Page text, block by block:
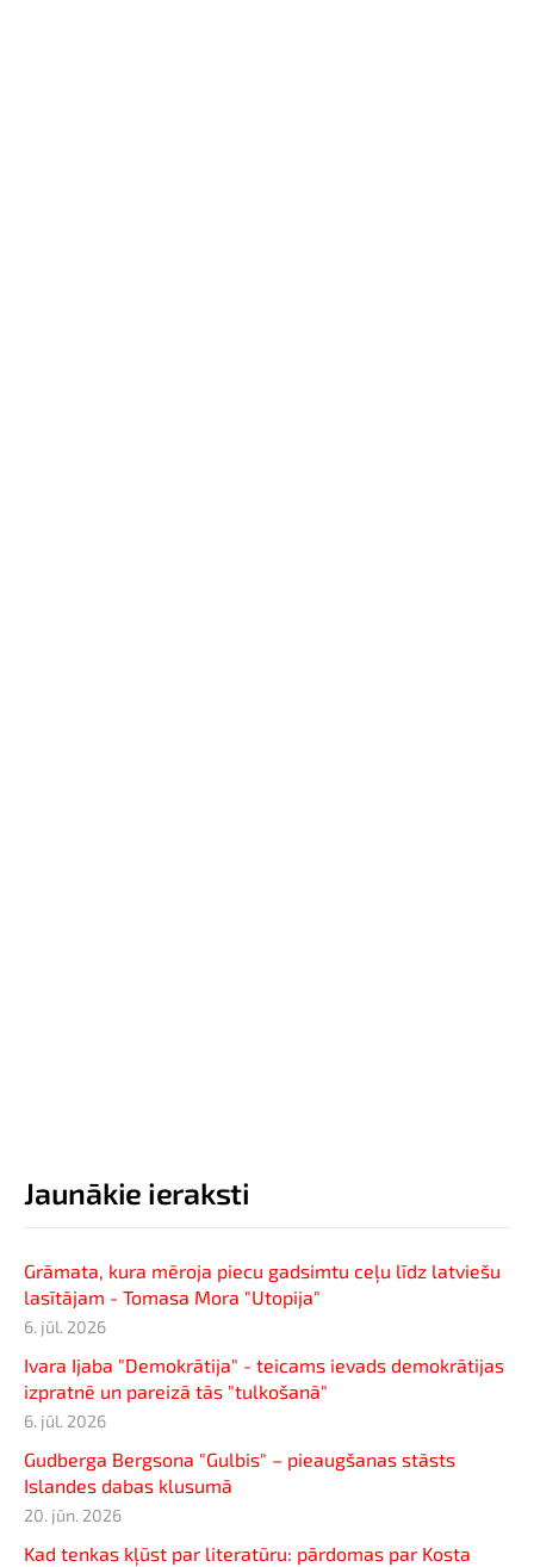
Jaunākie ieraksti
Grāmata, kura mēroja piecu gadsimtu ceļu līdz latviešu
lasītājam - Tomasa Mora "Utopija"
6. jūl. 2026
Ivara Ijaba "Demokrātija" - teicams ievads demokrātijas
izpratnē un pareizā tās "tulkošanā"
6. jūl. 2026
Gudberga Bergsona "Gulbis" – pieaugšanas stāsts
Islandes dabas klusumā
20. jūn. 2026
Kad tenkas kļūst par literatūru: pārdomas par Kosta